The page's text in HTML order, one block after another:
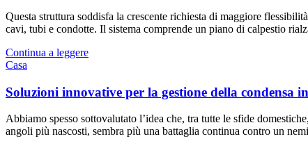
Questa struttura soddisfa la crescente richiesta di maggiore
cavi, tubi e condotte. Il sistema comprende un piano di calpestio
Continua a leggere
Casa
Soluzioni innovative per la gestione della condensa
Abbiamo spesso sottovalutato l’idea che, tra tutte le sfide
angoli più nascosti, sembra più una battaglia continua contro un